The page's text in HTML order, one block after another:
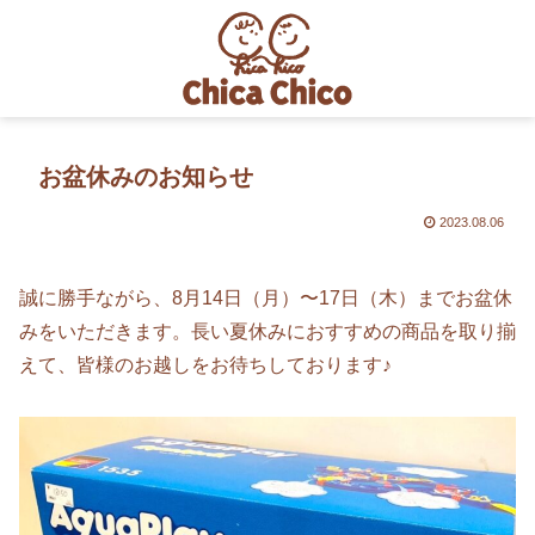
お盆休みのお知らせ
2023.08.06
誠に勝手ながら、8月14日（月）〜17日（木）までお盆休
みをいただきます。長い夏休みにおすすめの商品を取り揃
えて、皆様のお越しをお待ちしております♪